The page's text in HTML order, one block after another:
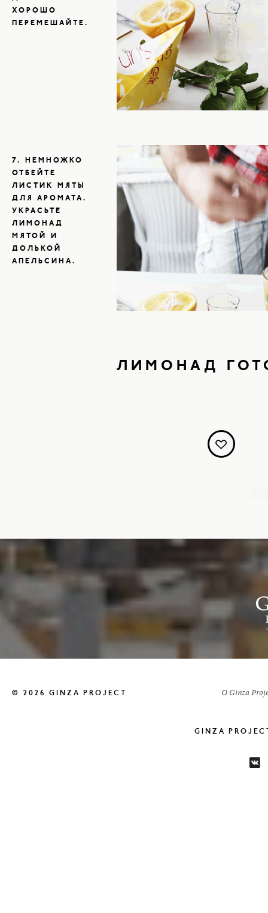
ХОРОШО
ПЕРЕМЕШАЙТЕ.
7. НЕМНОЖКО
ОТБЕЙТЕ
ЛИСТИК МЯТЫ
ДЛЯ АРОМАТА.
УКРАСЬТЕ
ЛИМОНАД
МЯТОЙ И
ДОЛЬКОЙ
АПЕЛЬСИНА.
ЛИМОНАД

© 2026 GINZA PROJECT О Ginza
GINZA
